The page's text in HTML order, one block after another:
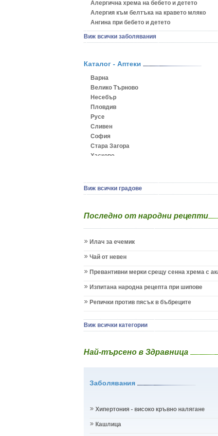
Алергична хрема на бебето и детето
Алергия към белтъка на кравето мляко
Ангина при бебето и детето
Анемия при бебето и детето
Апетит - пълни деца
Безапетитие при бебето и детето
Бронхит и пневмония при деца
Варицела
Висока температура на бебето и детето
Възпаление на ушите на бебето и детето
Глисти
Грижа за пъпа на новороденото
Грип при бебето и детето
Гърч
Детски диабет
Жълтеница
Запек на бебето и детето
Кашлица при бебето и детето
Колики
Менингит
Млечница
Нощно напикаване - енуреза
Плач
Проблеми с очите на бебето и детето
Рубеола
Температура - висока
Виж всички заболявания
Каталог - Аптеки
Варна
Велико Търново
Несебър
Пловдив
Русе
Сливен
София
Стара Загора
Хасково
Виж всички градове
Последно от народни рецепти
Илач за ечемик
Чай от невен
Превантивни мерки срещу сенна хрема с
Изпитана народна рецепта при шипове
Репички против пясък в бъбреците
Виж всички категории
Най-търсено в Здравница
Заболявания
Хипертония - високо кръвно налягане
Кашлица